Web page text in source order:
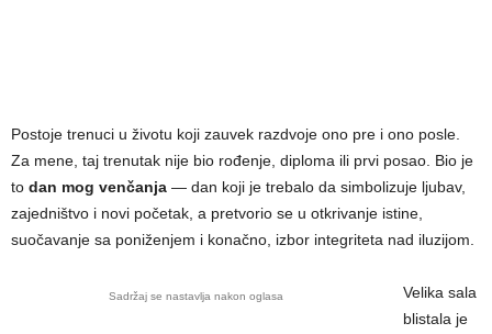
Postoje trenuci u životu koji zauvek razdvoje ono pre i ono posle.
Za mene, taj trenutak nije bio rođenje, diploma ili prvi posao. Bio je
to dan mog venčanja — dan koji je trebalo da simbolizuje ljubav,
zajedništvo i novi početak, a pretvorio se u otkrivanje istine,
suočavanje sa poniženjem i konačno, izbor integriteta nad iluzijom.
Sadržaj se nastavlja nakon oglasa
Velika sala
blistala je